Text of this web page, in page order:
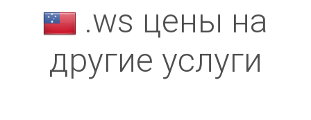
.ws цены на
другие услуги